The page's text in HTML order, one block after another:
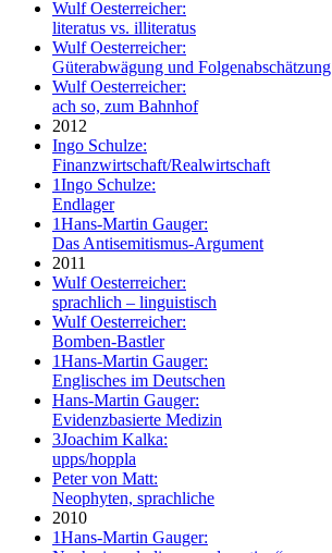
Wulf Oesterreicher:
literatus vs. illiteratus
Wulf Oesterreicher:
Güterabwägung und Folgenabschätzung
Wulf Oesterreicher:
ach so, zum Bahnhof
2012
Ingo Schulze:
Finanzwirtschaft/Realwirtschaft
1Ingo Schulze:
Endlager
1Hans-Martin Gauger:
Das Antisemitismus-Argument
2011
Wulf Oesterreicher:
sprachlich – linguistisch
Wulf Oesterreicher:
Bomben-Bastler
1Hans-Martin Gauger:
Englisches im Deutschen
Hans-Martin Gauger:
Evidenzbasierte Medizin
3Joachim Kalka:
upps/hoppla
Peter von Matt:
Neophyten, sprachliche
2010
1Hans-Martin Gauger: